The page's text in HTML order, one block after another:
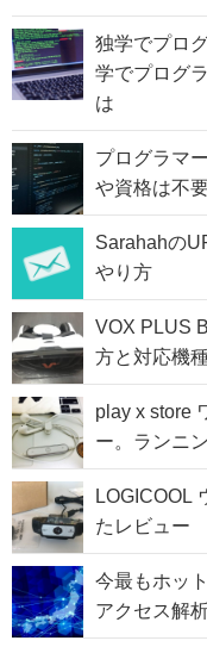
独学でプロ
学でプログ
は
プログラマ
や資格は不
Sarahahの
やり方
VOX PLUS
方と対応機
play x store
ー。ランニ
LOGICOOL
たレビュー
今最もホッ
アクセス解